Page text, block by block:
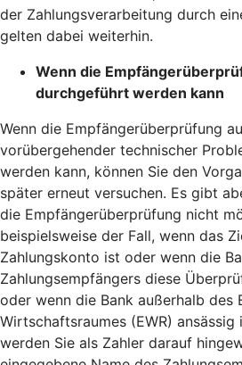
der Zahlungsverarbeitung durch
gelten dabei weiterhin.
Wenn die
durchgeführt werden kann
Wenn die Empfängerüberprüfung
vorübergehender technischer
werden kann, können Sie den
später erneut versuchen. Es gibt
die Empfängerüberprüfung nicht
beispielsweise der Fall, wenn das
Zahlungskonto ist oder wenn die
Zahlungsempfängers diese
oder wenn die Bank außerhalb des
Wirtschaftsraumes (EWR) ansässig
werden Sie als Zahler darauf